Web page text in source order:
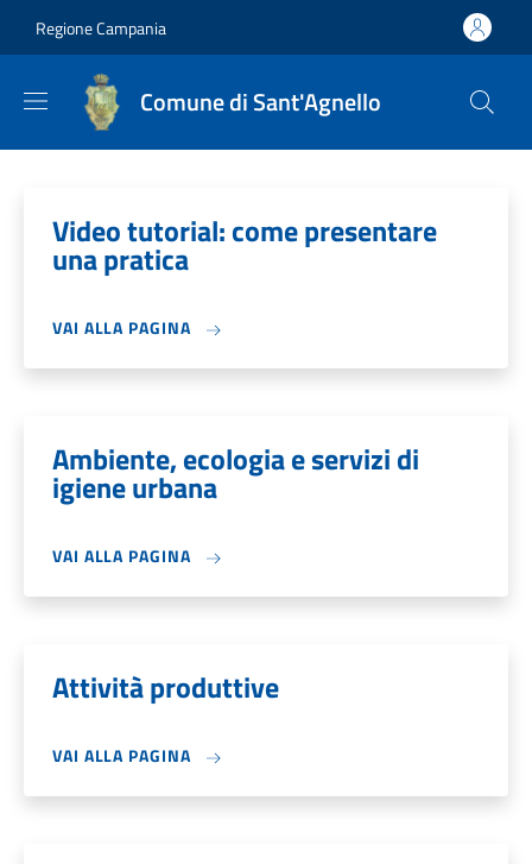
Regione Campania
Comune di Sant'Agnello
Video tutorial: come presentare
una pratica
VAI ALLA PAGINA
Ambiente, ecologia e servizi di
igiene urbana
VAI ALLA PAGINA
Attività produttive
VAI ALLA PAGINA